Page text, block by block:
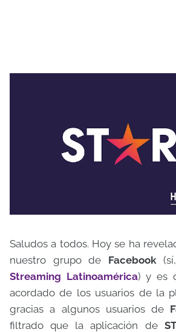
Saludos a todos. Hoy se ha
nuestro grupo de Facebook
Streaming Latinoamérica) y es
acordado de los usuarios de la
gracias a algunos usuarios de
filtrado que la aplicación de